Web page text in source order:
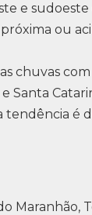
e
ou
chuvas
tendência
Maranhão,